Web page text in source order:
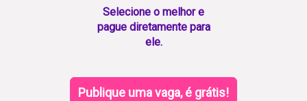
Selecione o melhor e
pague diretamente para
ele.
Publique uma vaga, é grátis!